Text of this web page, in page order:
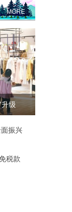
MORE
级
振兴
税款